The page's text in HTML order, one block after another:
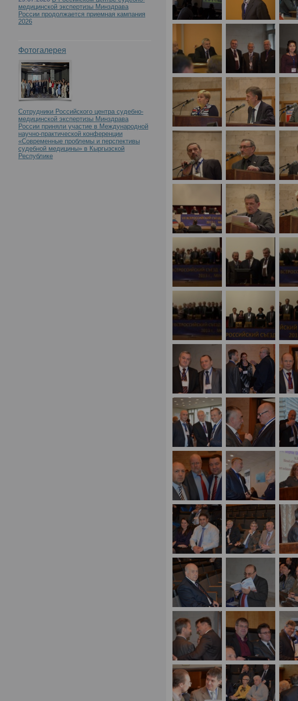
медицинской экспертизы Минздрава
России продолжается приемная кампания
2026
Фотогалерея
Сотрудники Российского центра судебно-
медицинской экспертизы Минздрава
России приняли участие в Международной
научно-практической конференции
«Современные проблемы и перспективы
судебной медицины» в Кыргызской
Республике